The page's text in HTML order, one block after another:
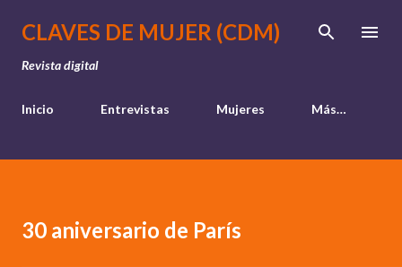
Ir al contenido principal
CLAVES DE MUJER (CDM)
Revista digital
Inicio Entrevistas Mujeres Más…
30 aniversario de París